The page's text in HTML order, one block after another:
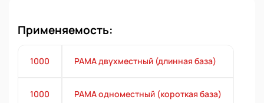
Применяемость:
1000 РАМА двухместный (длинная база)
1000 РАМА одноместный (короткая база)